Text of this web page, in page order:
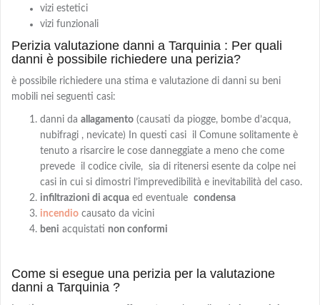
vizi estetici
vizi funzionali
Perizia valutazione danni a Tarquinia : Per quali
danni è possibile richiedere una perizia?
è possibile richiedere una stima e valutazione di danni su beni
mobili nei seguenti casi:
danni da allagamento (causati da piogge, bombe d’acqua,
nubifragi , nevicate) In questi casi il Comune solitamente è
tenuto a risarcire le cose danneggiate a meno che come
prevede il codice civile, sia di ritenersi esente da colpe nei
casi in cui si dimostri l’imprevedibilità e inevitabilità del caso.
infiltrazioni di acqua ed eventuale condensa
incendio causato da vicini
beni acquistati non conformi
Come si esegue una perizia per la valutazione
danni a Tarquinia ?